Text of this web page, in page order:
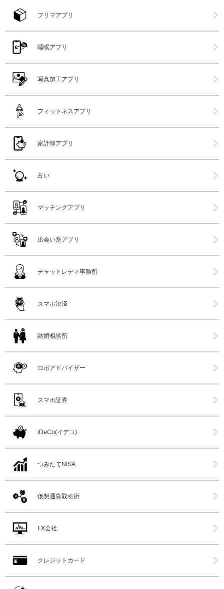
フリマアプリ
睡眠アプリ
写真加工アプリ
フィットネスアプリ
家計簿アプリ
占い
マッチングアプリ
出会い系アプリ
チャットレディ事務所
スマホ決済
結婚相談所
ロボアドバイザー
スマホ証券
iDeCo(イデコ)
つみたてNISA
仮想通貨取引所
FX会社
クレジットカード